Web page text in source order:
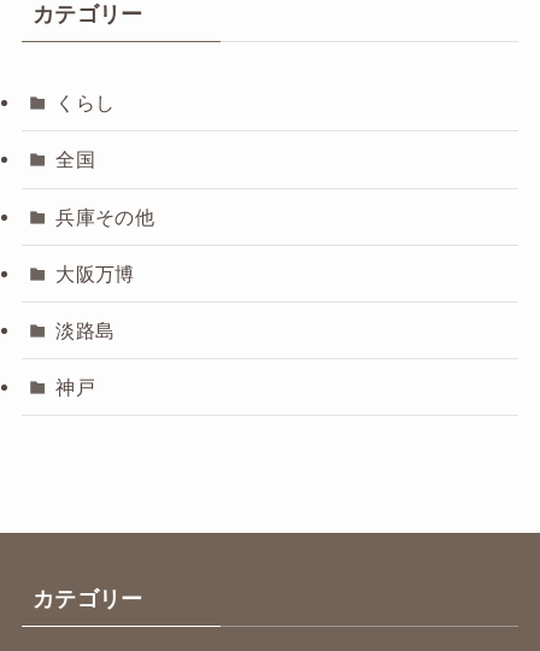
カテゴリー
くらし
全国
兵庫その他
大阪万博
淡路島
神戸
カテゴリー